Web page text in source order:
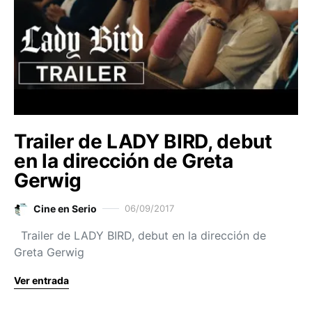
Trailer de LADY BIRD, debut
en la dirección de Greta
Gerwig
Cine en Serio 06/09/2017
Trailer de LADY BIRD, debut en la dirección de
Greta Gerwig
Ver entrada